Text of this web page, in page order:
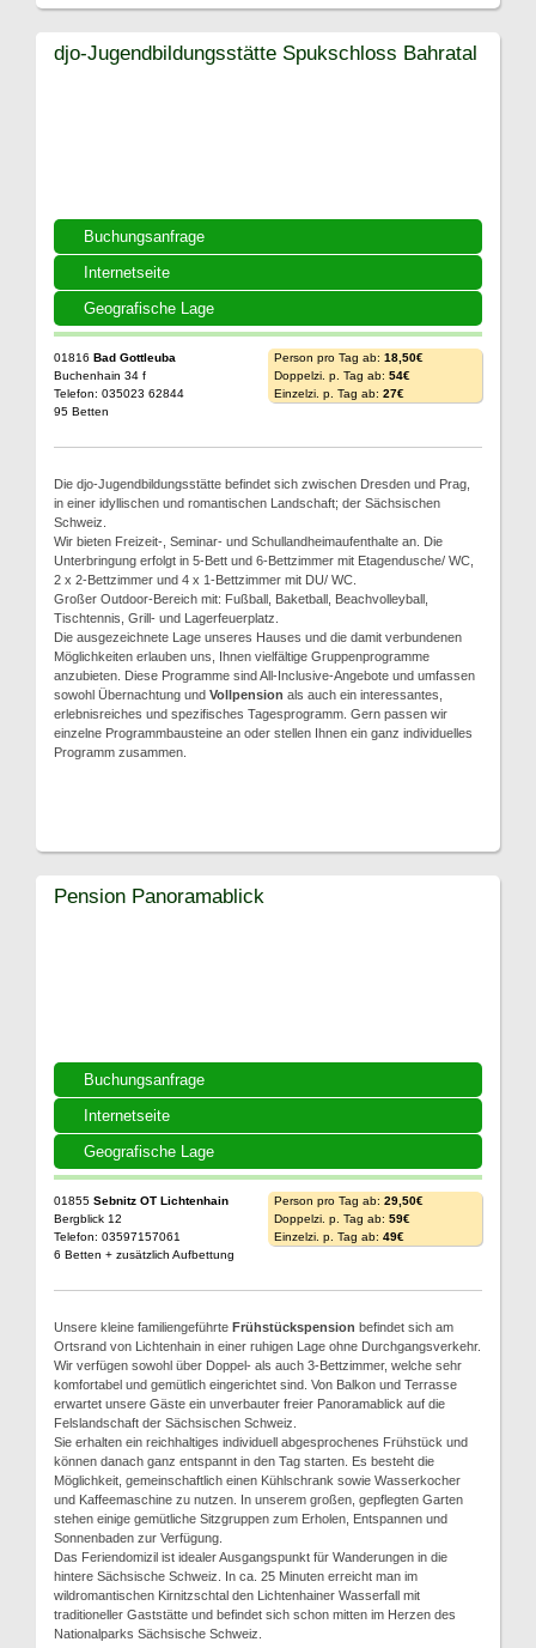
Buchungsanfrage
Internetseite
Geografische Lage
djo-Jugendbildungsstätte Spukschloss Bahratal
01816 Bad Gottleuba
Buchenhain 34 f
Telefon: 035023 62844
95 Betten
Person pro Tag ab: 18,50€
Doppelzi. p. Tag ab: 54€
Einzelzi. p. Tag ab: 27€
Die djo-Jugendbildungsstätte befindet sich zwischen Dresden und Prag,
in einer idyllischen und romantischen Landschaft; der Sächsischen
Schweiz.
Wir bieten Freizeit-, Seminar- und Schullandheimaufenthalte an. Die
Unterbringung erfolgt in 5-Bett und 6-Bettzimmer mit Etagendusche/ WC,
2 x 2-Bettzimmer und 4 x 1-Bettzimmer mit DU/ WC.
Großer Outdoor-Bereich mit: Fußball, Baketball, Beachvolleyball,
Tischtennis, Grill- und Lagerfeuerplatz.
Die ausgezeichnete Lage unseres Hauses und die damit verbundenen
Möglichkeiten erlauben uns, Ihnen vielfältige Gruppenprogramme
anzubieten. Diese Programme sind All-Inclusive-Angebote und umfassen
sowohl Übernachtung und Vollpension als auch ein interessantes,
erlebnisreiches und spezifisches Tagesprogramm. Gern passen wir
einzelne Programmbausteine an oder stellen Ihnen ein ganz individuelles
Programm zusammen.
Buchungsanfrage
Internetseite
Geografische Lage
Pension Panoramablick
01855 Sebnitz OT Lichtenhain
Bergblick 12
Telefon: 03597157061
6 Betten + zusätzlich Aufbettung
Person pro Tag ab: 29,50€
Doppelzi. p. Tag ab: 59€
Einzelzi. p. Tag ab: 49€
Unsere kleine familiengeführte Frühstückspension befindet sich am
Ortsrand von Lichtenhain in einer ruhigen Lage ohne Durchgangsverkehr.
Wir verfügen sowohl über Doppel- als auch 3-Bettzimmer, welche sehr
komfortabel und gemütlich eingerichtet sind. Von Balkon und Terrasse
erwartet unsere Gäste ein unverbauter freier Panoramablick auf die
Felslandschaft der Sächsischen Schweiz.
Sie erhalten ein reichhaltiges individuell abgesprochenes Frühstück und
können danach ganz entspannt in den Tag starten. Es besteht die
Möglichkeit, gemeinschaftlich einen Kühlschrank sowie Wasserkocher
und Kaffeemaschine zu nutzen. In unserem großen, gepflegten Garten
stehen einige gemütliche Sitzgruppen zum Erholen, Entspannen und
Sonnenbaden zur Verfügung.
Das Feriendomizil ist idealer Ausgangspunkt für Wanderungen in die
hintere Sächsische Schweiz. In ca. 25 Minuten erreicht man im
wildromantischen Kirnitzschtal den Lichtenhainer Wasserfall mit
traditioneller Gaststätte und befindet sich schon mitten im Herzen des
Nationalparks Sächsische Schweiz.